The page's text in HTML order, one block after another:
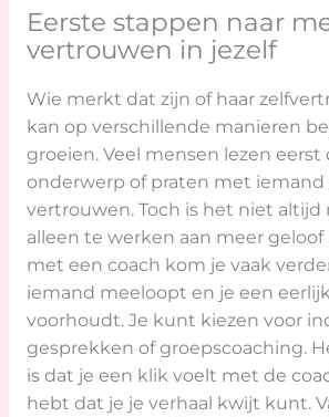
Eerste stappen naar
vertrouwen in jezelf
Wie merkt dat zijn of haar
kan op verschillende manieren
groeien. Veel mensen lezen eerst
onderwerp of praten met iemand
vertrouwen. Toch is het niet altijd
alleen te werken aan meer geloof
met een coach kom je vaak
iemand meeloopt en je een
voorhoudt. Je kunt kiezen voor
gesprekken of groepscoaching.
is dat je een klik voelt met de
hebt dat je je verhaal kwijt kunt.